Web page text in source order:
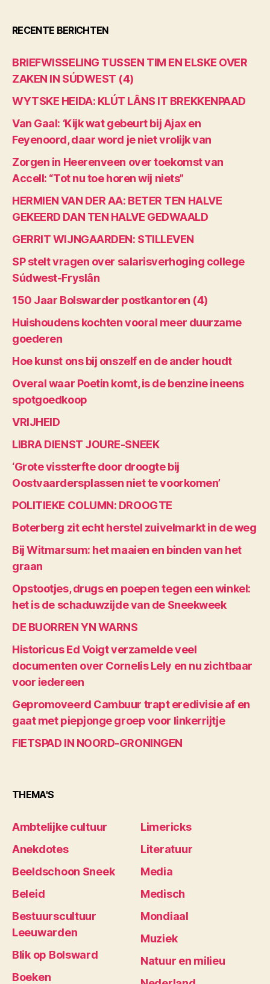
RECENTE BERICHTEN
BRIEFWISSELING TUSSEN TIM EN ELSKE OVER
ZAKEN IN SÚDWEST (4)
WYTSKE HEIDA: KLÚT LÂNS IT BREKKENPAAD
Van Gaal: ‘Kijk wat gebeurt bij Ajax en
Feyenoord, daar word je niet vrolijk van
Zorgen in Heerenveen over toekomst van
Accell: “Tot nu toe horen wij niets”
HERMIEN VAN DER AA: BETER TEN HALVE
GEKEERD DAN TEN HALVE GEDWAALD
GERRIT WIJNGAARDEN: STILLEVEN
SP stelt vragen over salarisverhoging college
Súdwest-Fryslân
150 Jaar Bolswarder postkantoren (4)
Huishoudens kochten vooral meer duurzame
goederen
Hoe kunst ons bij onszelf en de ander houdt
Overal waar Poetin komt, is de benzine ineens
spotgoedkoop
VRIJHEID
LIBRA DIENST JOURE-SNEEK
‘Grote vissterfte door droogte bij
Oostvaardersplassen niet te voorkomen’
POLITIEKE COLUMN: DROOGTE
Boterberg zit echt herstel zuivelmarkt in de weg
Bij Witmarsum: het maaien en binden van het
graan
Opstootjes, drugs en poepen tegen een winkel:
het is de schaduwzijde van de Sneekweek
DE BUORREN YN WARNS
Historicus Ed Voigt verzamelde veel
documenten over Cornelis Lely en nu zichtbaar
voor iedereen
Gepromoveerd Cambuur trapt eredivisie af en
gaat met piepjonge groep voor linkerrijtje
FIETSPAD IN NOORD-GRONINGEN
THEMA'S
Ambtelijke cultuur
Anekdotes
Beeldschoon Sneek
Beleid
Bestuurscultuur
Leeuwarden
Blik op Bolsward
Boeken
Limericks
Literatuur
Media
Medisch
Mondiaal
Muziek
Natuur en milieu